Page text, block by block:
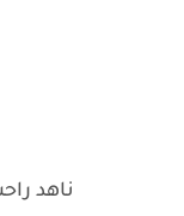
ناهد